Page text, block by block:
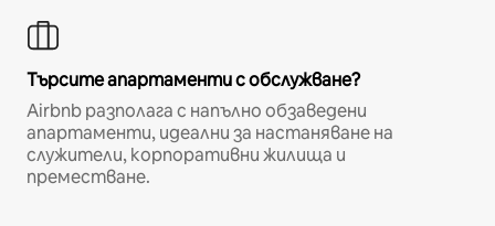
Търсите апартаменти с обслужване?
Airbnb разполага с напълно обзаведени
апартаменти, идеални за настаняване на
служители, корпоративни жилища и
преместване.